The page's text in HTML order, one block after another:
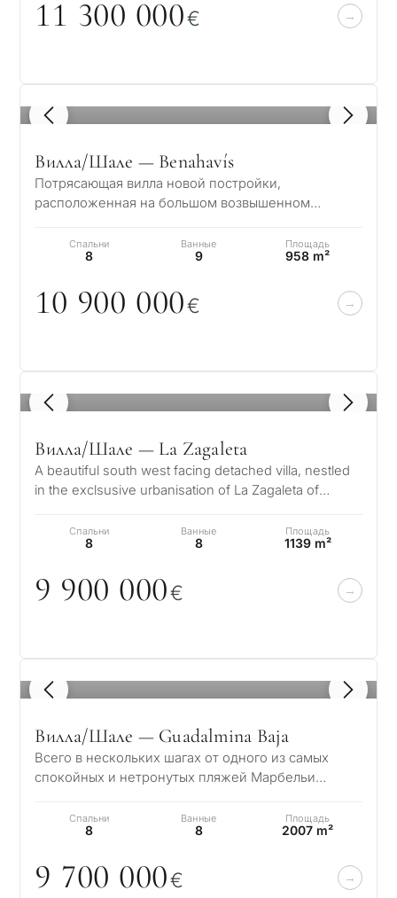
11 300 000€
1 / 8
Вилла/Шале — Benahavís
Потрясающая вилла новой постройки,
расположенная на большом возвышенном
изысканный обра…
Спальни
8
Ванные
9
Площадь
958 m²
10 900 000€
1 / 8
Вилла/Шале — La Zagaleta
A beautiful south west facing detached villa, nestled
in the exclsusive urbanisation of La Zagaleta of
Спальни
8
Ванные
8
Площадь
1139 m²
9 900 000€
1 / 8
Вилла/Шале — Guadalmina Baja
Всего в нескольких шагах от одного из самых
спокойных и нетронутых пляжей Марбельи
Гуада…Спальни
8
Ванные
8
Площадь
2007 m²
9 700 000€